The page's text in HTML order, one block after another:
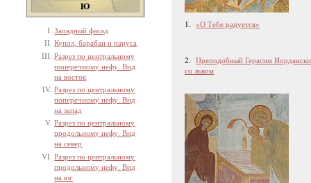
Западный фасад
Купол, барабан и паруса
Разрез по центральному
поперечному нефу. Вид
на восток
Разрез по центральному
поперечному нефу. Вид
на запад
Разрез по центральному
продольному нефу. Вид
на север
Разрез по центральному
продольному нефу. Вид
на юг
1. «О Тебе радуется»
2.Преподобный Герасим
со львом